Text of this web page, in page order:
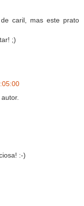
caril, mas este prato
;)
:-)